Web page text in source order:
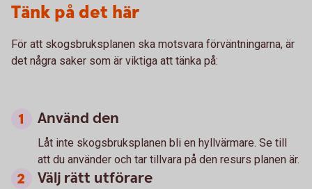
Tänk på det här
För att skogsbruksplanen ska motsvara förväntningarna, är
det några saker som är viktiga att tänka på:
Använd den
Låt inte skogsbruksplanen bli en hyllvärmare. Se till
att du använder och tar tillvara på den resurs planen är.
Välj rätt utförare